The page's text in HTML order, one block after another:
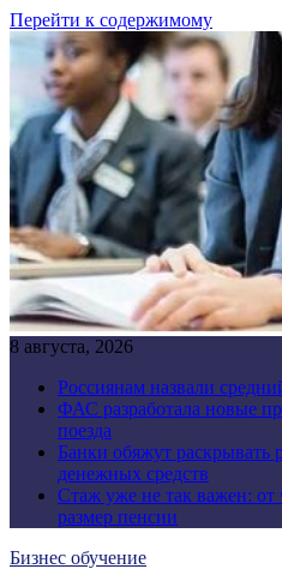
Перейти к содержимому
8 августа, 2026
Россиянам назвали
ФАС разработала новые
поезда
Банки обяжут раскрывать
денежных средств
Стаж уже не так важен: от
размер пенсии
Бизнес обучение